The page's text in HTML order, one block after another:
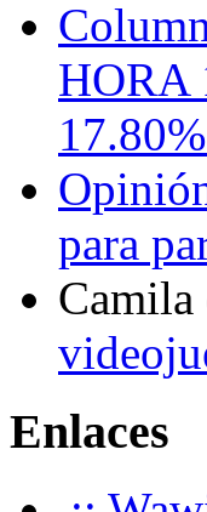
HORA
para
Camila
Enlaces